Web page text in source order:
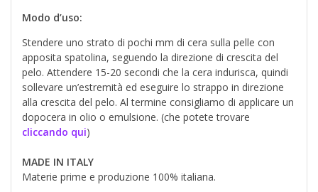
Modo d’uso:
Stendere uno strato di pochi mm di cera sulla pelle con
apposita spatolina, seguendo la direzione di crescita del
pelo. Attendere 15-20 secondi che la cera indurisca, quindi
sollevare un’estremità ed eseguire lo strappo in direzione
alla crescita del pelo. Al termine consigliamo di applicare un
dopocera in olio o emulsione. (che potete trovare
cliccando qui)
MADE IN ITALY
Materie prime e produzione 100% italiana.